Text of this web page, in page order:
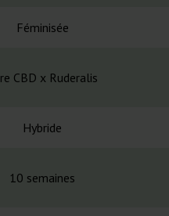
Féminisée
CBD x Ruderalis
Hybride
10 semaines